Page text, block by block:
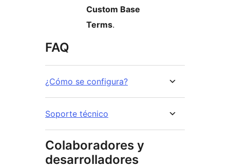
Custom Base
Terms.
FAQ
¿Cómo se configura?
Soporte técnico
Colaboradores y
desarrolladores